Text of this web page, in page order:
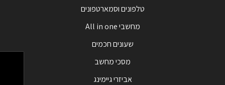
טלפונים וסמארטפונים
מחשבי All in one
שעונים חכמים
מסכי מחשב
אביזרי גיימינג